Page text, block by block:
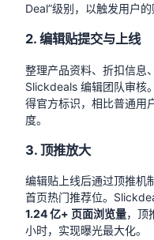
Deal”级别，以触发用户的
2. 编辑贴提交与上线
整理产品资料、折扣信息
Slickdeals 编辑团队审核
得官方标识，相比普通用
度。
3. 顶推放大
编辑贴上线后通过顶推机
首页热门推荐位。
1.24 亿+ 页面浏览量，顶
小时，实现曝光最大化。